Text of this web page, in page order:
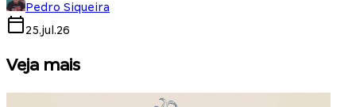
Pedro Siqueira
25.jul.26
Veja mais